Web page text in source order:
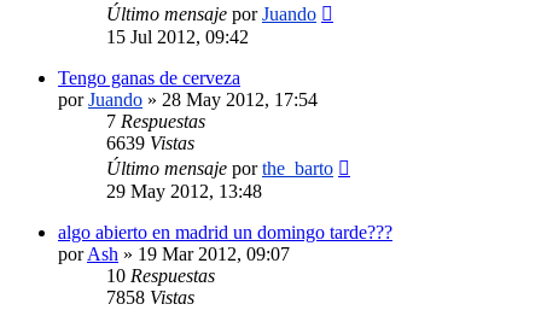
Último mensaje porJuando
15 Jul 2012, 09:42
Tengo ganas de cerveza
porJuando » 28 May 2012, 17:54
7 Respuestas
6639 Vistas
Último mensaje porthe_barto
29 May 2012, 13:48
algo abierto en madrid un domingo tarde???
porAsh » 19 Mar 2012, 09:07
10 Respuestas
7858 Vistas